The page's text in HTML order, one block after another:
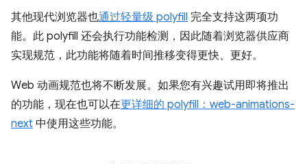
其他现代浏览器也通过轻量级 polyfill 完全支持这两项功
能。此 polyfill 还会执行功能检测，因此随着浏览器供应商
实现规范，此功能将随着时间推移变得更快、更好。
Web 动画规范也将不断发展。如果您有兴趣试用即将推出
的功能，现在也可以在更详细的 polyfill：web-animations-
next 中使用这些功能。